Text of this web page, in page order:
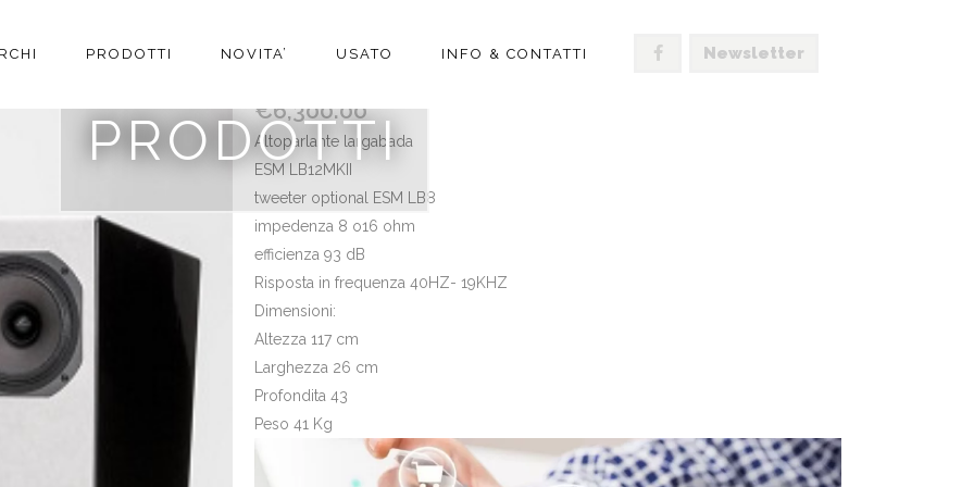
Newsletter
PRODOTTI NOVITA’ USATO INFO & CONTATTI
PRODOTTI
€6,300.00
Altoparlante largabada
ESM LB12MKII
tweeter optional ESM LB8
impedenza 8 o16 ohm
efficienza 93 dB
Risposta in frequenza 40HZ- 19KHZ
Dimensioni:
Altezza 117 cm
Larghezza 26 cm
Profondita 43
Peso 41 Kg